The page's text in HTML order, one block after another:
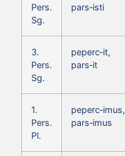
Pers.
Sg.
pars‑isti
3.
Pers.
Sg.
peperc‑it,
pars‑it
1.
Pers.
Pl.
peperc‑imus,
pars‑imus